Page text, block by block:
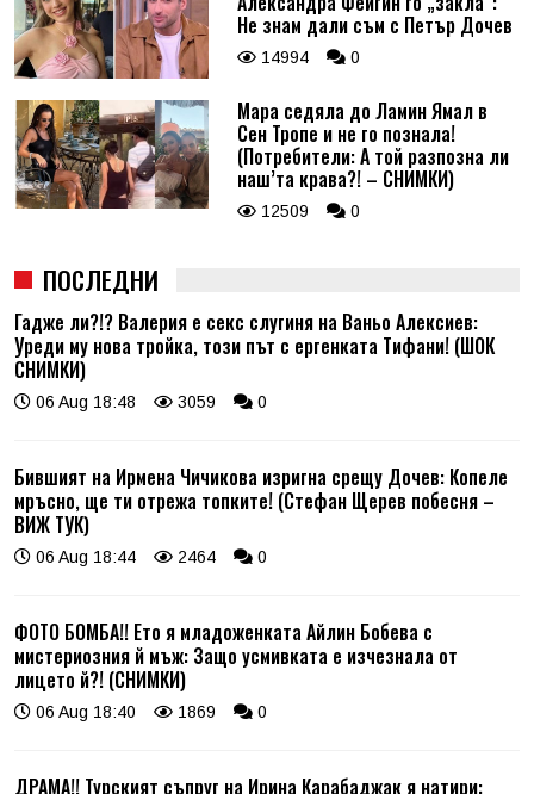
Не знам дали съм с Петър Дочев
14994 0
Мара седяла до Ламин Ямал в
Сен Тропе и не го познала!
(Потребители: А той разпозна ли
наш’та крава?! – СНИМКИ)
12509 0
ПОСЛЕДНИ
Гадже ли?!? Валерия е секс слугиня на Ваньо Алексиев:
Уреди му нова тройка, този път с ергенката Тифани! (ШОК
СНИМКИ)
06 Aug 18:48 3059 0
Бившият на Ирмена Чичикова изригна срещу Дочев: Копеле
мръсно, ще ти отрежа топките! (Стефан Щерев побесня –
ВИЖ ТУК)
06 Aug 18:44 2464 0
ФОТО БОМБА!! Ето я младоженката Айлин Бобева с
мистериозния й мъж: Защо усмивката е изчезнала от
лицето й?! (СНИМКИ)
06 Aug 18:40 1869 0
ДРАМА!! Турският съпруг на Ирина Карабаджак я натири: